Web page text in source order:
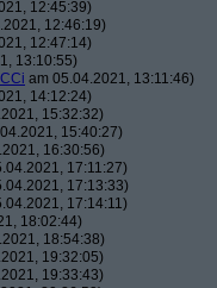
12:45:39)
12:46:19)
12:47:14)
13:10:55)
am 05.04.2021, 13:11:46)
14:12:24)
15:32:32)
15:40:27)
16:30:56)
17:11:27)
17:13:33)
17:14:11)
18:02:44)
18:54:38)
19:32:05)
19:33:43)